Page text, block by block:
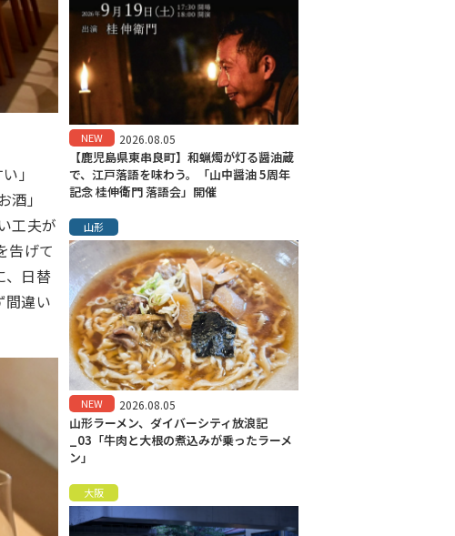
」
」
工夫が
告げて
、日替
間違い
NEW 2026.08.05
【鹿児島県東串良町】和蝋燭が灯る醤油蔵
で、江戸落語を味わう。「山中醤油 5周年
記念 桂伸衛門 落語会」開催
山形
NEW 2026.08.05
山形ラーメン、ダイバーシティ放浪記
_03「牛肉と大根の煮込みが乗ったラーメ
ン」
大阪